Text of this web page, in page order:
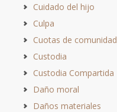
Cuidado del hijo
Culpa
Cuotas de comunidad
Custodia
Custodia Compartida
Daño moral
Daños materiales